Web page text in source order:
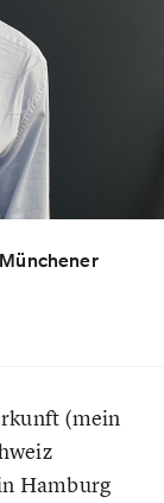
(mein
Hamburg